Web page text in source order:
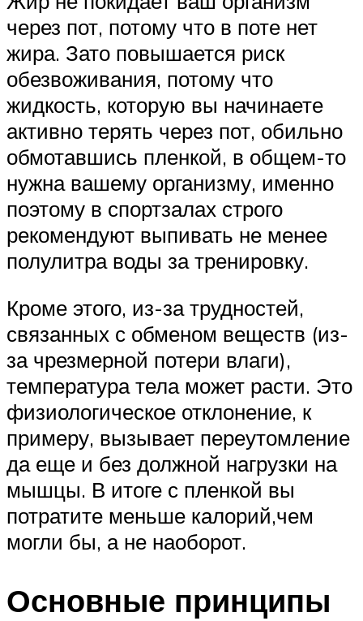
через пот, потому что в поте нет
жира. Зато повышается риск
обезвоживания, потому что
жидкость, которую вы начинаете
активно терять через пот, обильно
обмотавшись пленкой, в общем-то
нужна вашему организму, именно
поэтому в спортзалах строго
рекомендуют выпивать не менее
полулитра воды за тренировку.
Кроме этого, из-за трудностей,
связанных с обменом веществ (из-
за чрезмерной потери влаги),
температура тела может расти. Это
физиологическое отклонение, к
примеру, вызывает переутомление
да еще и без должной нагрузки на
мышцы. В итоге с пленкой вы
потратите меньше калорий,чем
могли бы, а не наоборот.
Основные принципы